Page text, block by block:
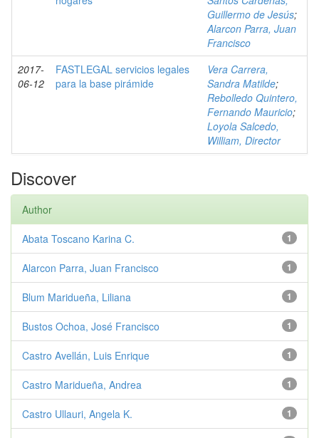
Guillermo de Jesús;
Alarcon Parra, Juan
Francisco
2017-
06-12
FASTLEGAL servicios legales
para la base pirámide
Vera Carrera,
Sandra Matilde;
Rebolledo Quintero,
Fernando Mauricio;
Loyola Salcedo,
William, Director
Discover
Author
1
Abata Toscano Karina C.
1
Alarcon Parra, Juan Francisco
1
Blum Maridueña, Liliana
1
Bustos Ochoa, José Francisco
1
Castro Avellán, Luis Enrique
1
Castro Maridueña, Andrea
1
Castro Ullauri, Angela K.